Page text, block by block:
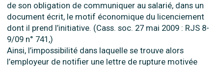
de son obligation de communiquer au salarié, dans un
document écrit, le motif économique du licenciement
dont il prend l’initiative. (Cass. soc. 27 mai 2009 : RJS 8-
9/09 n° 741,)
Ainsi, l’impossibilité dans laquelle se trouve alors
l’employeur de notifier une lettre de rupture motivée